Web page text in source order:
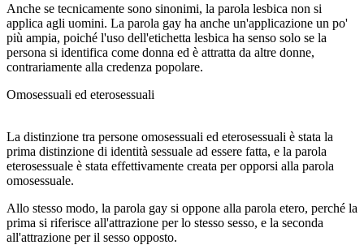
Anche se tecnicamente sono sinonimi, la parola lesbica non si
applica agli uomini. La parola gay ha anche un'applicazione un po'
più ampia, poiché l'uso dell'etichetta lesbica ha senso solo se la
persona si identifica come donna ed è attratta da altre donne,
contrariamente alla credenza popolare.
Omosessuali ed eterosessuali
La distinzione tra persone omosessuali ed eterosessuali è stata la
prima distinzione di identità sessuale ad essere fatta, e la parola
eterosessuale è stata effettivamente creata per opporsi alla parola
omosessuale.
Allo stesso modo, la parola gay si oppone alla parola etero, perché la
prima si riferisce all'attrazione per lo stesso sesso, e la seconda
all'attrazione per il sesso opposto.